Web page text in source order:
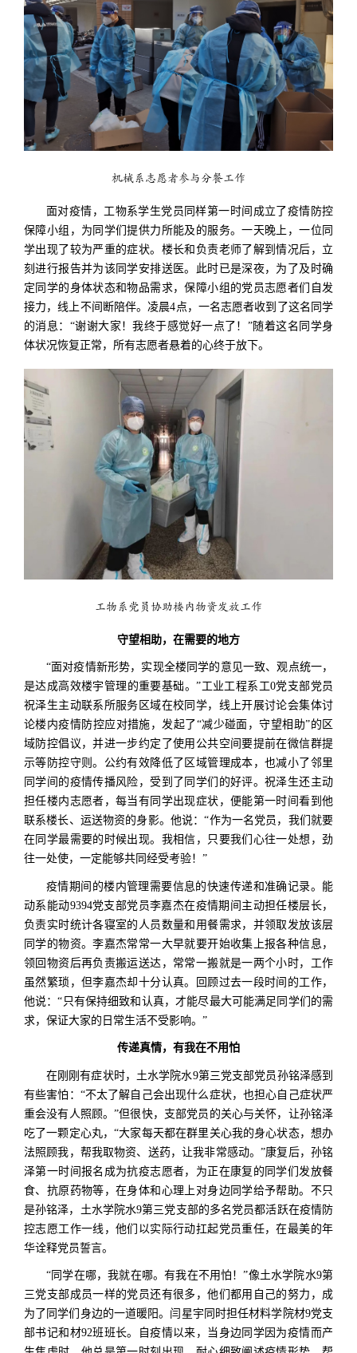
机械系志愿者参与分餐工作
面对疫情，工物系学生党员同样第一时间成立了疫情防控
保障小组，为同学们提供力所能及的服务。一天晚上，一位同
学出现了较为严重的症状。楼长和负责老师了解到情况后，立
刻进行报告并为该同学安排送医。此时已是深夜，为了及时确
定同学的身体状态和物品需求，保障小组的党员志愿者们自发
接力，线上不间断陪伴。凌晨4点，一名志愿者收到了这名同学
的消息：“谢谢大家！我终于感觉好一点了！”随着这名同学身
体状况恢复正常，所有志愿者悬着的心终于放下。
工物系党员协助楼内物资发放工作
守望相助，在需要的地方
“面对疫情新形势，实现全楼同学的意见一致、观点统一，
是达成高效楼宇管理的重要基础。”工业工程系工0党支部党员
祝泽生主动联系所服务区域在校同学，线上开展讨论会集体讨
论楼内疫情防控应对措施，发起了“减少碰面，守望相助”的区
域防控倡议，并进一步约定了使用公共空间要提前在微信群提
示等防控守则。公约有效降低了区域管理成本，也减小了邻里
同学间的疫情传播风险，受到了同学们的好评。祝泽生还主动
担任楼内志愿者，每当有同学出现症状，便能第一时间看到他
联系楼长、运送物资的身影。他说：“作为一名党员，我们就要
在同学最需要的时候出现。我相信，只要我们心往一处想，劲
往一处使，一定能够共同经受考验！”
疫情期间的楼内管理需要信息的快速传递和准确记录。能
动系能动9394党支部党员李嘉杰在疫情期间主动担任楼层长，
负责实时统计各寝室的人员数量和用餐需求，并领取发放该层
同学的物资。李嘉杰常常一大早就要开始收集上报各种信息，
领回物资后再负责搬运送达，常常一搬就是一两个小时，工作
虽然繁琐，但李嘉杰却十分认真。回顾过去一段时间的工作，
他说：“只有保持细致和认真，才能尽最大可能满足同学们的需
求，保证大家的日常生活不受影响。”
传递真情，有我在不用怕
在刚刚有症状时，土水学院水9第三党支部党员孙铭泽感到
有些害怕：“不太了解自己会出现什么症状，也担心自己症状严
重会没有人照顾。”但很快，支部党员的关心与关怀，让孙铭泽
吃了一颗定心丸，“大家每天都在群里关心我的身心状态，想办
法照顾我，帮我取物资、送药，让我非常感动。”康复后，孙铭
泽第一时间报名成为抗疫志愿者，为正在康复的同学们发放餐
食、抗原药物等，在身体和心理上对身边同学给予帮助。不只
是孙铭泽，土水学院水9第三党支部的多名党员都活跃在疫情防
控志愿工作一线，他们以实际行动扛起党员重任，在最美的年
华诠释党员誓言。
“同学在哪，我就在哪。有我在不用怕！”像土水学院水9第
三党支部成员一样的党员还有很多，他们都用自己的努力，成
为了同学们身边的一道暖阳。闫星宇同时担任材料学院材9党支
部书记和材92班班长。自疫情以来，当身边同学因为疫情而产